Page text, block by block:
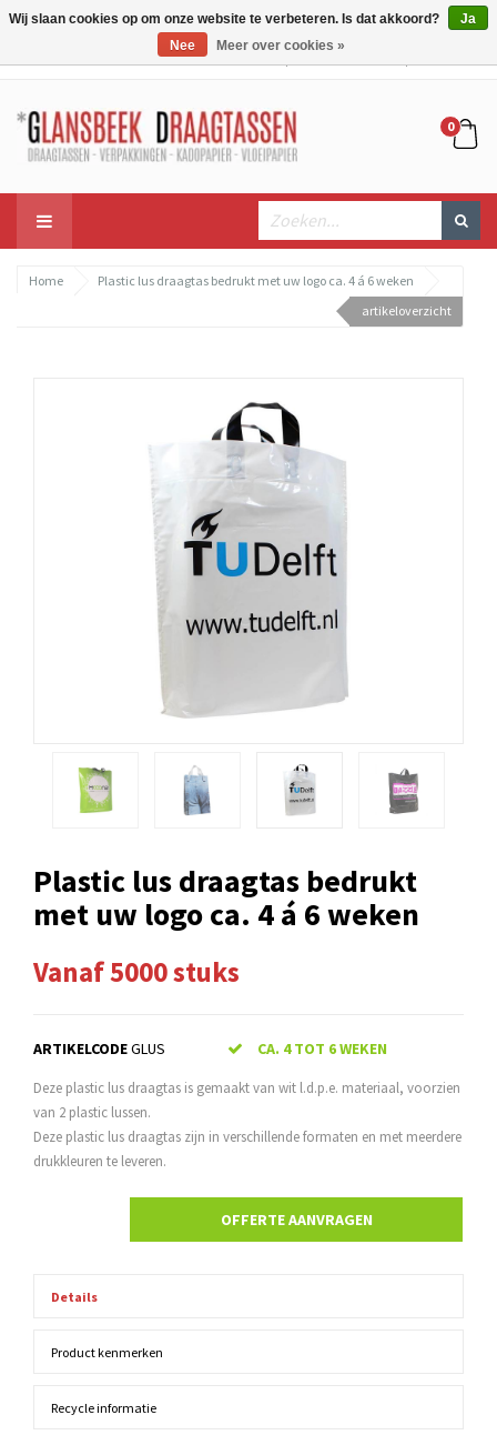
0
Home
Plastic lus draagtas bedrukt met uw logo ca. 4 á 6 weken
artikeloverzicht
Plastic lus draagtas bedrukt
met uw logo ca. 4 á 6 weken
Vanaf 5000 stuks
ARTIKELCODEGLUS CA. 4 TOT 6 WEKEN
Deze plastic lus draagtas is gemaakt van wit l.d.p.e. materiaal, voorzien
van 2 plastic lussen.
Deze plastic lus draagtas zijn in verschillende formaten en met meerdere
drukkleuren te leveren.
OFFERTE AANVRAGEN
Details
Product kenmerken
Recycle informatie
Wij slaan cookies op om onze website te verbeteren. Is dat akkoord?
Ja
Nee
Meer over cookies »